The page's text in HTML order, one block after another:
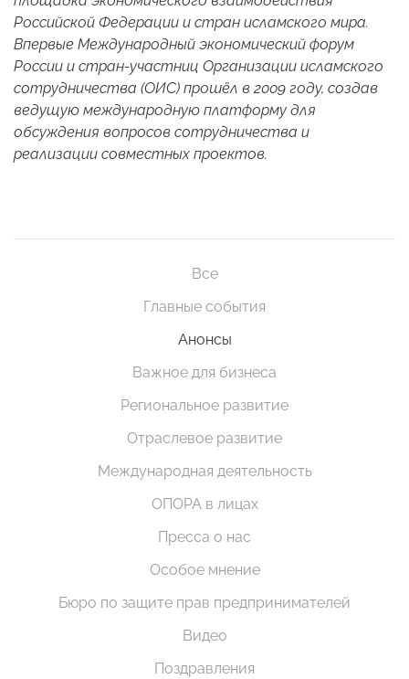
Российской Федерации и стран исламского мира.
Впервые Международный экономический форум
России и стран-участниц Организации исламского
сотрудничества (ОИС) прошёл в 2009 году, создав
ведущую международную платформу для
обсуждения вопросов сотрудничества и
реализации совместных проектов.
Все
Главные события
Анонсы
Важное для бизнеса
Региональное развитие
Отраслевое развитие
Международная деятельность
ОПОРА в лицах
Пресса о нас
Особое мнение
Бюро по защите прав предпринимателей
Видео
Поздравления